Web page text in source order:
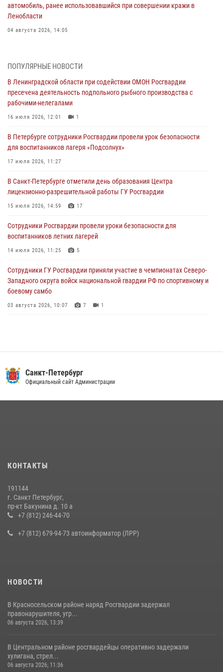
автомобиль, ранее использовавшийся при совершении кражи в
Ленобласти
04 августа 2026, 14:05
также оказали доврачебную помощь пострадавшим
03 августа 2026, 14:15 3 1
Росгвардейцы приняли участие в Большом семейном фестивале
03 августа 2026, 13:26
В Ленинградской области сотрудники Росгвардии обнаружили
пропавшего мальчика с нарушением слуха и помогли ему вернуться
домой
В Санкт-Петербурге при содействии СОБР Росгвардии задержаны
подозреваемые в мошеннических действиях
Сотрудники ГУ Росгвардии приняли участие в чемпионатах Северо-
Западного округа войск национальной гвардии РФ по спортивному и
03 августа 2026, 10:07 7 1
ПОПУЛЯРНЫЕ НОВОСТИ
В Ленинградской области при содействии ОМОН Росгвардии
пресечена деятельность подпольного рыбного производства с
рабочими-нелегалами
16 июля 2026, 12:01 1
В Петербурге сотрудники Росгвардии провели урок безопасности
для воспитанников лагеря «Подсолнух»
17 июля 2026, 11:27
В Санкт-Петербурге отметили день образования Центра
лицензионно-разрешительной работы ГУ Росгвардии
15 июля 2026, 14:59 17
Сотрудники Росгвардии провели уроки безопасности для
воспитанников летних лагерей
14 июля 2026, 11:25 5
Сотрудники ГУ Росгвардии приняли участие в чемпионатах Северо-
Западного округа войск национальной гвардии РФ по спортивному и
боевому самбо
03 августа 2026, 10:07 7 1
В Красногвардейском районе росгвардейцы задержали хулигана,
угрожавшего мужчине пневматическим пистолетом
на III Международном петербургском цифровом форуме
В Ленобласти сотрудники Росгвардии провели встречу с
воспитанниками детского клуба «Умные каникулы»
Санкт-Петербург
Официальный сайт Администрации
КОНТАКТЫ
191144
г. Санкт Петербург,
пр-кт Бакунина д. 10 а
+7 (812) 246-44-70
+7 (812) 679-94-73 автоинформатор (ЛРР)
НОВОСТИ
В Красносельском районе наряд Росгвардии задержал
правонарушителя, угр...
06 августа 2026, 13:39
В Центральном районе росгвардейцы оперативно задержали
хулигана, стрел...
06 августа 2026, 11:36